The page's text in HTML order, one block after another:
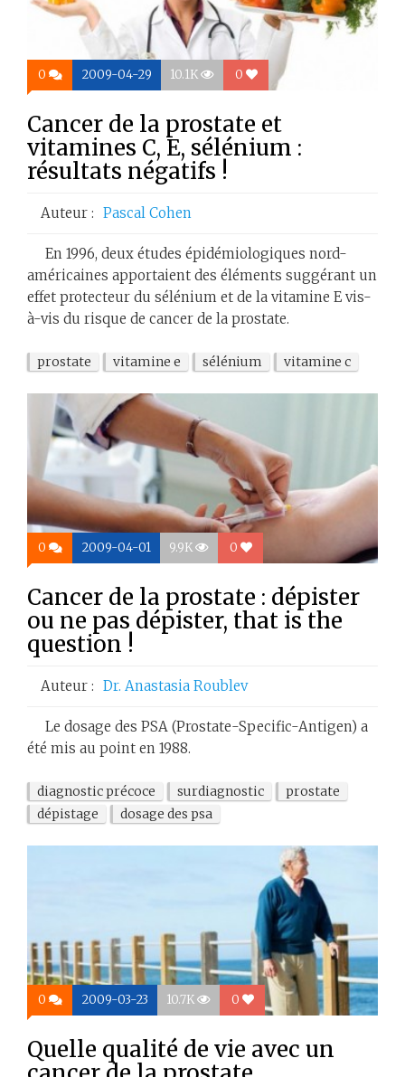
0 2009-04-29 10.1K 0
Cancer de la prostate et
vitamines C, E, sélénium :
résultats négatifs !
Auteur : Pascal Cohen
En 1996, deux études épidémiologiques nord-
américaines apportaient des éléments suggérant un
effet protecteur du sélénium et de la vitamine E vis-
à-vis du risque de cancer de la prostate.
prostate vitamine e sélénium vitamine c
0 2009-04-01 9.9K 0
Cancer de la prostate : dépister
ou ne pas dépister, that is the
question !
Auteur : Dr. Anastasia Roublev
Le dosage des PSA (Prostate-Specific-Antigen) a
été mis au point en 1988.
diagnostic précoce surdiagnostic
prostate
dépistage
dosage des psa
0 2009-03-23 10.7K 0
Quelle qualité de vie avec un